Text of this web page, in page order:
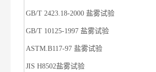
GB/T 2423.18-2000 盐雾试验
GB/T 10125-1997 盐雾试验
ASTM.B117-97 盐雾试验
JIS H8502盐雾试验